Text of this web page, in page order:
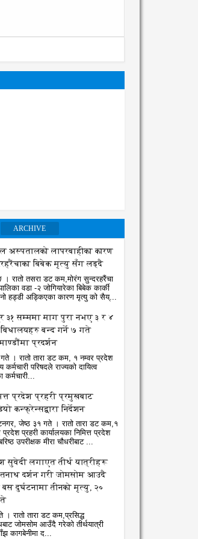
-
ARCHIVE
अस्पतालको लापरबाहीका कारण
बिबेक मृत्यु सँग लड्दै
। रातो तसरा डट कम,मोरंग सुन्दरहरैंचा
वडा -२ जोगियारेका बिबेक कार्की
हड्डी अड्किएका कारण मृत्यु को सैय्...
३१ सम्ममा माग पुरा नभए ३ र ४
बन्द गर्ने ७ गते
प्रदर्शन
। रातो तारा डट कम, १ नम्वर प्रदेश
कर्मचारी परिषदले राज्यको दायित्व
प्रदेश प्रहरी प्रमुखबाट
कन्फ्रेन्सद्वारा निर्देशन
जेष्ठ ३१ गते । रातो तारा डट कम,१
प्रदेश प्रहरी कार्यालयका निमित्त प्रदेश
उपरीक्षक मीरा चौधरीबाट ...
सुवेदी लगाएत तीर्थ यात्रीहरू
दर्शन गरी जोमसोम आउदै
बस दुर्घटनामा तीनको मृत्यु, २०
रातो तारा डट कम,प्रसिद्ध
जोमसोम आउँदै गरेको तीर्थयात्री
कागबेनीमा द...